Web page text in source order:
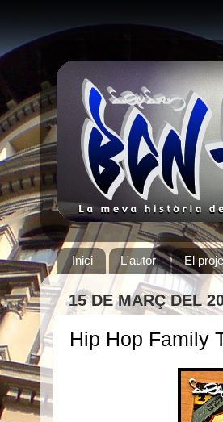
Inici L'autor El
15 DE MARÇ DEL
Hip Hop Family